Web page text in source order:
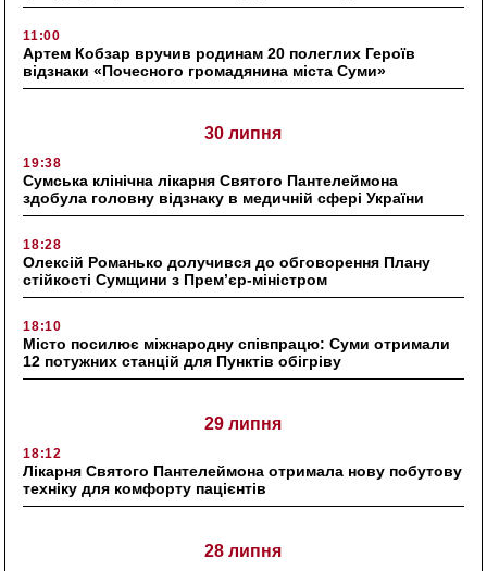
11:00
Артем Кобзар вручив родинам 20 полеглих Героїв
відзнаки «Почесного громадянина міста Суми»
30 липня
19:38
Сумська клінічна лікарня Святого Пантелеймона
здобула головну відзнаку в медичній сфері України
18:28
Олексій Романько долучився до обговорення Плану
стійкості Сумщини з Прем’єр-міністром
18:10
Місто посилює міжнародну співпрацю: Суми отримали
12 потужних станцій для Пунктів обігріву
29 липня
18:12
Лікарня Святого Пантелеймона отримала нову побутову
техніку для комфорту пацієнтів
28 липня